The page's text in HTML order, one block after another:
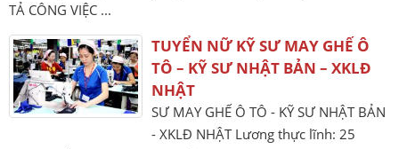
TẢ CÔNG VIỆC ...
TUYỂN NỮ KỸ SƯ MAY GHẾ Ô
TÔ – KỸ SƯ NHẬT BẢN – XKLĐ
NHẬT
SƯ MAY GHẾ Ô TÔ - KỸ SƯ NHẬT BẢN
- XKLĐ NHẬT Lương thực lĩnh: 25